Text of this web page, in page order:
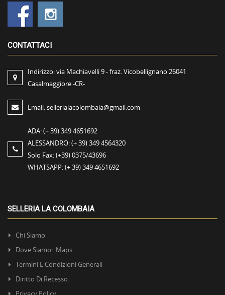
CONTATTACI
Indirizzo:via Machiavelli 9 - fraz. Vicobellignano 26041
Casalmaggiore -CR-
Email:sellerialacolombaia@gmail.com
ADA:(+ 39) 349 4651692
ALESSANDRO:(+ 39) 349 4564320
Solo Fax:(+39) 0375/43696
WHATSAPP:(+ 39) 349 4651692
SELLERIA LA COLOMBAIA
Chi Siamo
Dove Siamo: Maps
Termini E Condizioni Generali
Diritto Di Recesso